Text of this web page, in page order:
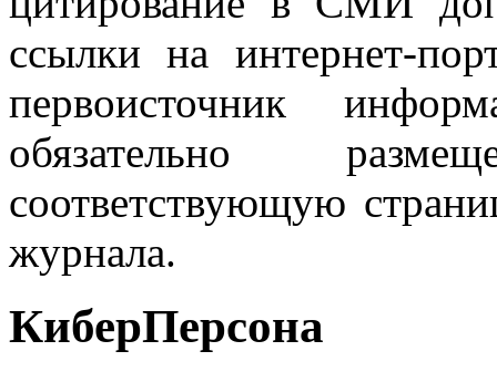
ссылки на интернет-
первоисточник
обязательно
соответствующую
журнала.
КиберПерсона